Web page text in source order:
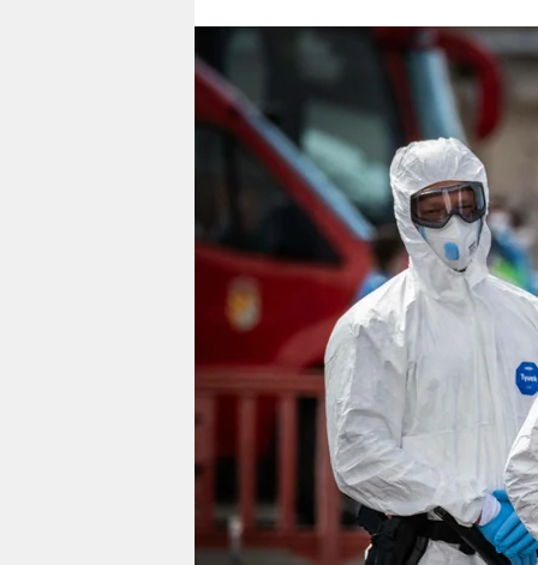
berlin
nord
wahrheit
verlag
veranstaltungen
fragen & hilfe
unterstützen
genossenschaft